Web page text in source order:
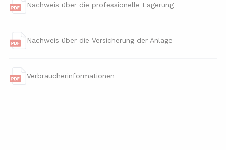
Nachweis über die professionelle Lagerung
Nachweis über die Versicherung der Anlage
Verbraucherinformationen